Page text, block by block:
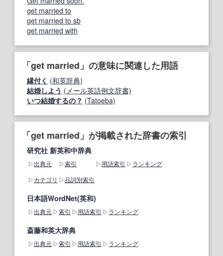
get married to
get married to sb
get married with
「get married」の意味に関連した用語
縁付く (和英辞典)
結婚しよう (メール英語例文辞書)
いつ結婚するの？ (Tatoeba)
「get married」が掲載された辞書の索引
研究社 新英和中辞典
出典元 索引 用語索引
ランキング
カテゴリ
品詞別索引
日本語WordNet(英和)
出典元 索引 用語索引 ランキング
斎藤和英大辞典
出典元 索引 用語索引 ランキング